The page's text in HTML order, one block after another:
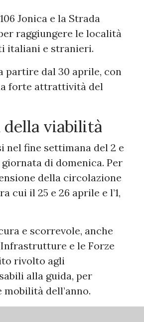
Jonica e la Strada
raggiungere le località
italiani e stranieri.
partire dal 30 aprile, con
forte attrattività del
della viabilità
fine settimana del 2 e
di domenica. Per
della circolazione
cui il 25 e 26 aprile e l’1,
e scorrevole, anche
e le Forze
rivolto agli
alla guida, per
dell’anno.